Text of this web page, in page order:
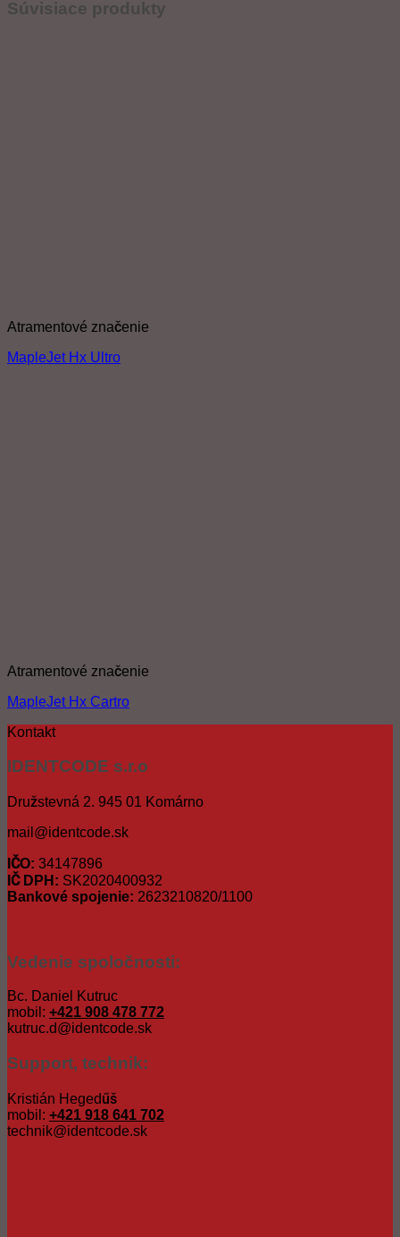
Súvisiace produkty
Atramentové značenie
MapleJet Hx Ultro
Atramentové značenie
MapleJet Hx Cartro
Kontakt
IDENTCODE s.r.o
Družstevná 2. 945 01 Komárno
mail@identcode.sk
IČO: 34147896
IČ DPH: SK2020400932
Bankové spojenie: 2623210820/1100
Vedenie spoločnosti:
Bc. Daniel Kutruc
mobil: +421 908 478 772
kutruc.d@identcode.sk
Support, technik:
Kristián Hegedűš
mobil: +421 918 641 702
technik@identcode.sk